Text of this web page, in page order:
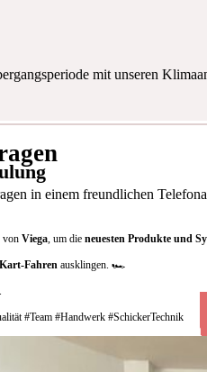
vonViega, um dieneuesten Produkte und
Fahren ausklingen. 🏎️
#Team #Handwerk #SchickerTechnik
mit unseren
in einem freundlichen
installieren